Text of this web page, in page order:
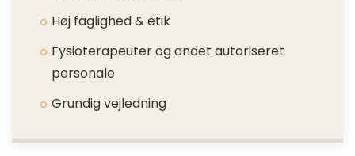
Høj faglighed & etik
Fysioterapeuter og andet autoriseret
personale
Grundig vejledning